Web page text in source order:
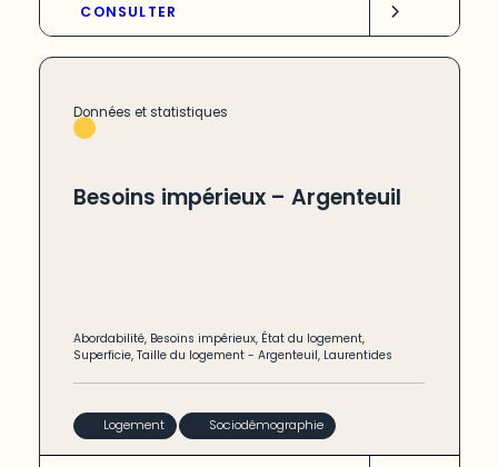
CONSULTER
Données et statistiques
Besoins impérieux – Argenteuil
Abordabilité, Besoins impérieux, État du logement,
Superficie,Taille du logement -Argenteuil, Laurentides
Logement Sociodémographie